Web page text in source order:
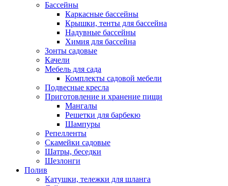
Бассейны
Каркасные бассейны
Крышки, тенты для бассейна
Надувные бассейны
Химия для бассейна
Зонты садовые
Качели
Мебель для сада
Комплекты садовой мебели
Подвесные кресла
Приготовление и хранение пищи
Мангалы
Решетки для барбекю
Шампуры
Репелленты
Скамейки садовые
Шатры, беседки
Шезлонги
Полив
Катушки, тележки для шланга